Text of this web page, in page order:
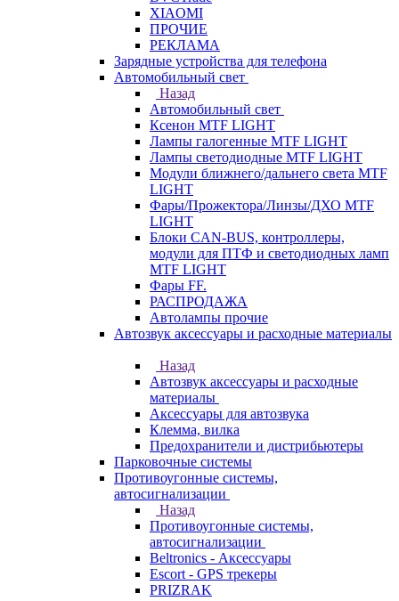
XIAOMI
ПРОЧИЕ
РЕКЛАМА
Зарядные устройства для телефона
Автомобильный свет
Назад
Автомобильный свет
Ксенон MTF LIGHT
Лампы галогенные MTF LIGHT
Лампы светодиодные MTF LIGHT
Модули ближнего/дальнего света MTF
LIGHT
Фары/Прожектора/Линзы/ДХО MTF
LIGHT
Блоки CAN-BUS, контроллеры,
модули для ПТФ и светодиодных ламп
MTF LIGHT
Фары FF.
РАСПРОДАЖА
Автолампы прочие
Автозвук аксессуары и расходные материалы
Назад
Автозвук аксессуары и расходные
материалы
Аксессуары для автозвука
Клемма, вилка
Предохранители и дистрибьютеры
Парковочные системы
Противоугонные системы,
автосигнализации
Назад
Противоугонные системы,
автосигнализации
Beltronics - Аксессуары
Escort - GPS трекеры
PRIZRAK